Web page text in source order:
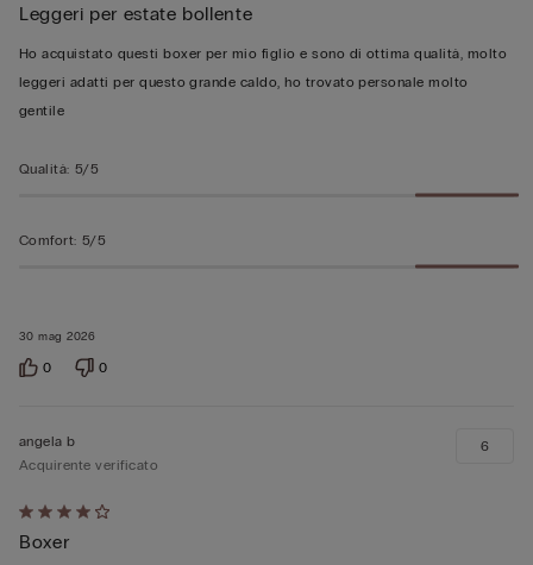
5
su
5
30 mag 2026
Leggeri per estate bollente
Ho acquistato questi boxer per mio figlio e sono di ottima qualità, molto
leggeri adatti per questo grande caldo, ho trovato personale molto
gentile
Qualità: 5/5
Comfort: 5/5
0 0
Valutato
4
angela b
Acquirente verificato
Boxer
6